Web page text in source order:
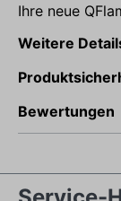
Ihre neue
Weitere
Bewertungen